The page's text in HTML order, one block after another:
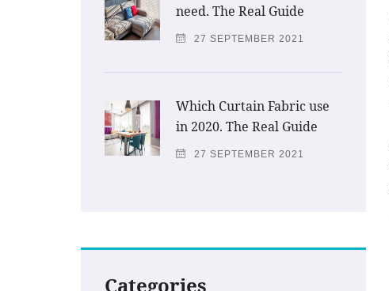
need. The Real Guide
27 SEPTEMBER 2021
Which Curtain Fabric use
in 2020. The Real Guide
27 SEPTEMBER 2021
Categories